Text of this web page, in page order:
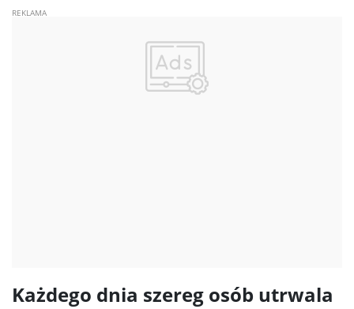
Każdego dnia szereg osób utrwala